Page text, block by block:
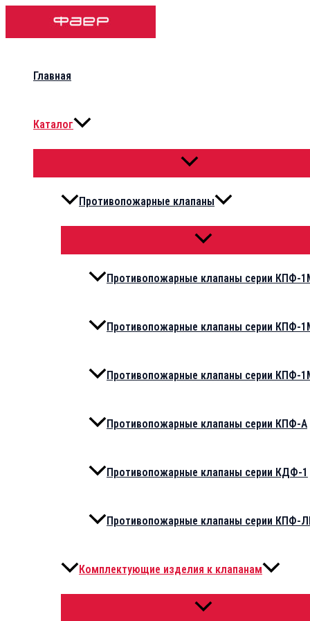
содержимому
Главная
Каталог
ПЕРЕКЛЮЧАТЕЛЬ
Противопожарные клапаны
ПЕРЕКЛЮЧАТЕЛЬ
Противопожарные клапаны серии КПФ-
Противопожарные клапаны серии КПФ-
Противопожарные клапаны серии КПФ-
Противопожарные клапаны серии КПФ-А
Противопожарные клапаны серии КДФ-1
Противопожарные клапаны серии КПФ-
Комплектующие изделия к клапанам
ПЕРЕКЛЮЧАТЕЛЬ